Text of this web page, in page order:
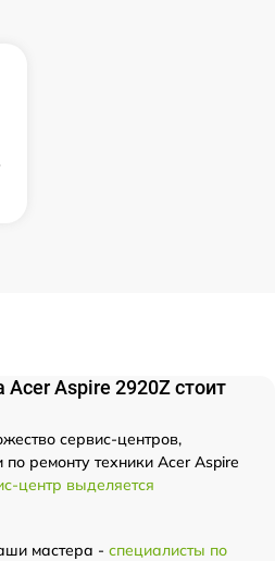
Aspire 2920Z стоит
сервис-центров,
ремонту техники Acer Aspire
центр выделяется
мастера - специалисты по